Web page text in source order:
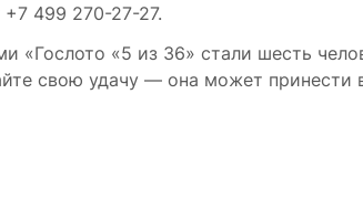
+7 499 270-27-27.
«Гослото «5 из 36» стали шесть
свою удачу — она может